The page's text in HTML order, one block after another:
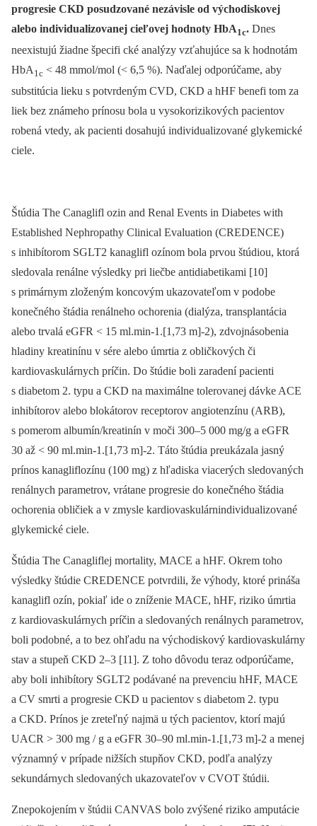
progresie CKD posudzované nezávisle od východiskovej
alebo individualizovanej cieľovej hodnoty HbA1c. Dnes
neexistujú žiadne špecifi cké analýzy vzťahujúce sa k hodnotám
HbA 1c < 48 mmol/mol (< 6,5 %). Naďalej odporúčame, aby
substitúcia lieku s potvrdeným CVD, CKD a hHF benefi tom za
liek bez známeho prínosu bola u vysokorizikových pacientov
robená vtedy, ak pacienti dosahujú individualizované glykemické
ciele.
Štúdia The Canaglifl ozin and Renal Events in Diabetes with
Established Nephropathy Clinical Evaluation (CREDENCE)
s inhibítorom SGLT2 kanaglifl ozínom bola prvou štúdiou, ktorá
sledovala renálne výsledky pri liečbe antidiabetikami [10]
s primárnym zloženým koncovým ukazovateľom v podobe
konečného štádia renálneho ochorenia (dialýza, transplantácia
alebo trvalá eGFR < 15 ml.min-1.[1,73 m]-2), zdvojnásobenia
hladiny kreatinínu v sére alebo úmrtia z obličkových či
kardiovaskulárnych príčin. Do štúdie boli zaradení pacienti
s diabetom 2. typu a CKD na maximálne tolerovanej dávke ACE
inhibítorov alebo blokátorov receptorov angiotenzínu (ARB),
s pomerom albumín/kreatinín v moči 300–5 000 mg/g a eGFR
30 až < 90 ml.min-1.[1,73 m]-2. Táto štúdia preukázala jasný
prínos kanagliflozínu (100 mg) z hľadiska viacerých sledovaných
renálnych parametrov, vrátane progresie do konečného štádia
ochorenia obličiek a v zmysle kardiovaskulárnindividualizované
glykemické ciele.
Štúdia The Canagliflej mortality, MACE a hHF. Okrem toho
výsledky štúdie CREDENCE potvrdili, že výhody, ktoré prináša
kanaglifl ozín, pokiaľ ide o zníženie MACE, hHF, riziko úmrtia
z kardiovaskulárnych príčin a sledovaných renálnych parametrov,
boli podobné, a to bez ohľadu na východiskový kardiovaskulárny
stav a stupeň CKD 2–3 [11]. Z toho dôvodu teraz odporúčame,
aby boli inhibítory SGLT2 podávané na prevenciu hHF, MACE
a CV smrti a progresie CKD u pacientov s diabetom 2. typu
a CKD. Prínos je zreteľný najmä u tých pacientov, ktorí majú
UACR > 300 mg / g a eGFR 30–90 ml.min-1.[1,73 m]-2 a menej
významný v prípade nižších stupňov CKD, podľa analýzy
sekundárnych sledovaných ukazovateľov v CVOT štúdii.
Znepokojením v štúdii CANVAS bolo zvýšené riziko amputácie